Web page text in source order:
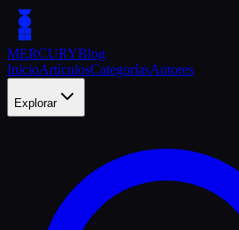
MERCURYBlog
InicioArtículosCategoríasAutores
Explorar